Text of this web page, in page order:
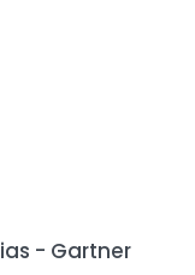
- Gartner